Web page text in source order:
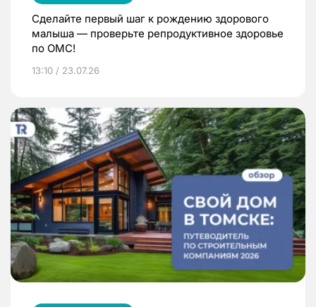
Сделайте первый шаг к рождению здорового
малыша — проверьте репродуктивное здоровье
по ОМС!
13:10 / 23.07.26